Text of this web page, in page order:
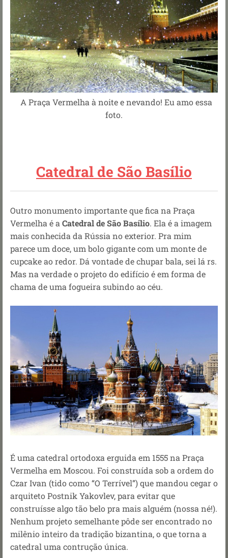
A Praça Vermelha à noite e nevando! Eu amo essa
foto.
Catedral de São Basílio
Outro monumento importante que fica na Praça
Vermelha é aCatedral de São Basílio. Ela é a imagem
mais conhecida da Rússia no exterior. Pra mim
parece um doce, um bolo gigante com um monte de
cupcake ao redor. Dá vontade de chupar bala, sei lá rs.
Mas na verdade oprojeto do edifício é em forma de
chama de uma fogueira subindo ao céu.
É uma catedral ortodoxa erguida em 1555 na Praça
Vermelha em Moscou. Foi construída sob a ordem do
Czar Ivan (tido como “O Terrível”) que mandou cegar o
arquiteto Postnik Yakovlev, para evitar que
construísse algo tão belo pra mais alguém (nossa né!).
Nenhum projeto semelhante pôde ser encontrado no
milênio inteiro da tradição bizantina, o que torna a
catedral uma contrução única.